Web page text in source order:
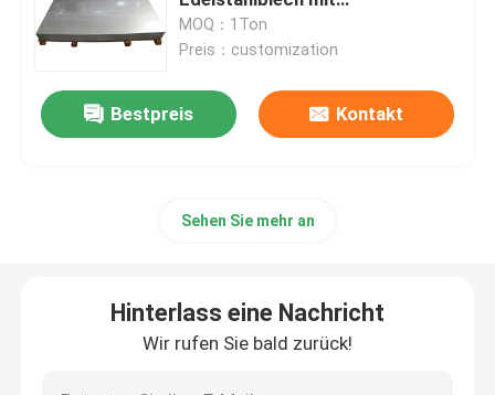
Edelstahlblech-Metall
Kaltgewalztes Edelstahlblech
Kaltgewalzte Edelstahl-Spule
verschiedenen
Oberflächenveredelungen
MOQ：1Ton
Preis：customization
Bestpreis Kontakt
Sehen Sie mehr an
Hinterlass eine Nachricht
Wir rufen Sie bald zurück!